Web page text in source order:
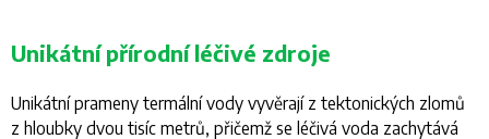
Unikátní přírodní léčivé zdroje
Unikátní prameny termální vody vyvěrají z tektonických zlomů
z hloubky dvou tisíc metrů, přičemž se léčivá voda zachytává